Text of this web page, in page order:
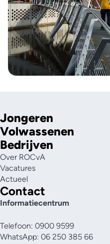
Jongeren
Volwassenen
Bedrijven
Over ROCvA
Vacatures
Actueel
Contact
Informatiecentrum
Telefoon: 0900 9599
WhatsApp: 06 250 385 66